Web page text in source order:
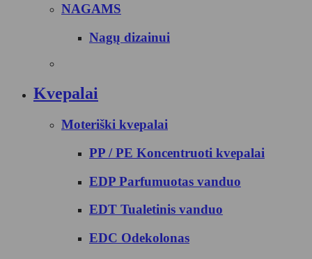
NAGAMS
Nagų dizainui
Kvepalai
Moteriški kvepalai
PP / PE Koncentruoti kvepalai
EDP Parfumuotas vanduo
EDT Tualetinis vanduo
EDC Odekolonas